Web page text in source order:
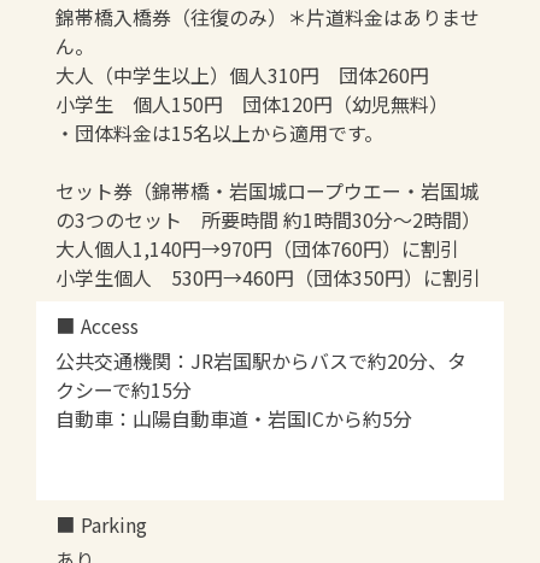
錦帯橋入橋券（往復のみ）＊片道料金はありませ
ん。
大人（中学生以上）個人310円 団体260円
小学生 個人150円 団体120円（幼児無料）
・団体料金は15名以上から適用です。
セット券（錦帯橋・岩国城ロープウエー・岩国城
の3つのセット 所要時間 約1時間30分〜2時間）
大人個人1,140円→970円（団体760円）に割引
小学生個人 530円→460円（団体350円）に割引
Access
公共交通機関：JR岩国駅からバスで約20分、タ
クシーで約15分
自動車：山陽自動車道・岩国ICから約5分
Parking